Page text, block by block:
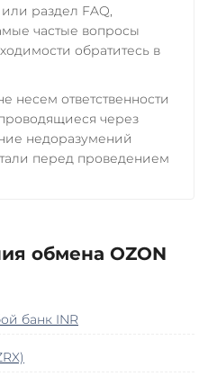
раздел FAQ,
частые вопросы
обратитесь в
несем ответственности
через
недоразумений
перед проведением
обмена OZON
банк INR